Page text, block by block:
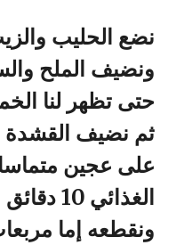
نضع الحليب
ونضيف الملح
حتى تظهر لنا
ثم نضيف
على عجين
الغذائي
ونقطعه إما